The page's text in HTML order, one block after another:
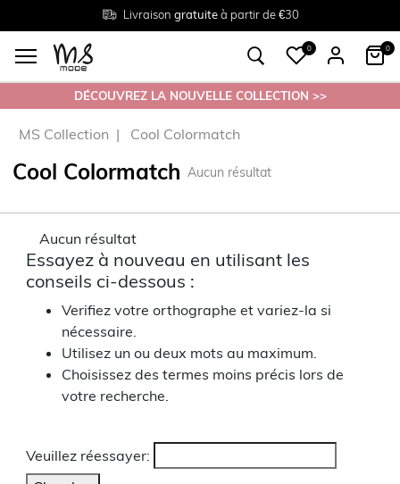
Livraison gratuiteà partir de €30
Tailles du38 au 54
Retourgratuit en magasin
0 0
DÉCOUVREZ LA NOUVELLE COLLECTION >>
MS Collection Cool Colormatch
Cool Colormatch Aucun résultat
Aucun résultat
Essayez à nouveau en utilisant les
conseils ci-dessous :
Verifiez votre orthographe et variez-la si
nécessaire.
Utilisez un ou deux mots au maximum.
Choisissez des termes moins précis lors de
votre recherche.
Veuillez réessayer: